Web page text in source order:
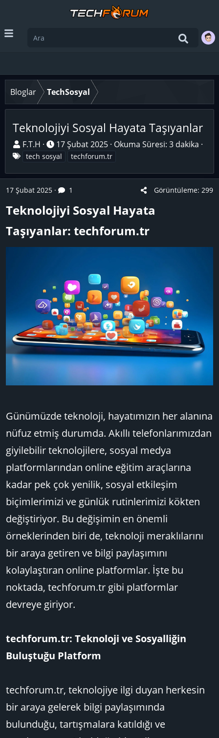
Bloglar TechSosyal
Teknolojiyi Sosyal Hayata Taşıyanlar
K
o
u
y
B
ş
l
F.T.H
B
a
l
a
g
ç
t
i
h
i
17 Şubat 2025 Okuma Süresi: 3 dakika
E
i
k
t
e
r
tech sosyal techforum.tr
17 Şubat 2025 1 Görüntüleme: 299
Teknolojiyi Sosyal Hayata
Taşıyanlar: techforum.tr​
Günümüzde teknoloji, hayatımızın her alanına
nüfuz etmiş durumda. Akıllı telefonlarımızdan
giyilebilir teknolojilere, sosyal medya
platformlarından online eğitim araçlarına
kadar pek çok yenilik, sosyal etkileşim
biçimlerimizi ve günlük rutinlerimizi kökten
değiştiriyor. Bu değişimin en önemli
örneklerinden biri de, teknoloji meraklılarını
bir araya getiren ve bilgi paylaşımını
kolaylaştıran online platformlar. İşte bu
noktada, techforum.tr gibi platformlar
devreye giriyor.
techforum.tr: Teknoloji ve Sosyalliğin
Buluştuğu Platform
techforum.tr, teknolojiye ilgi duyan herkesin
bir araya gelerek bilgi paylaşımında
bulunduğu, tartışmalara katıldığı ve